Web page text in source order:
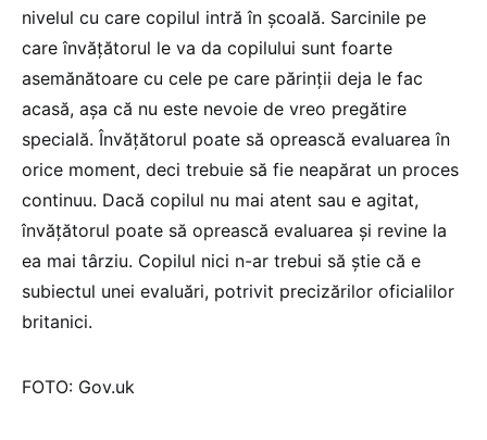
nivelul cu care copilul intră în școală. Sarcinile pe
care învățătorul le va da copilului sunt foarte
asemănătoare cu cele pe care părinții deja le fac
acasă, așa că nu este nevoie de vreo pregătire
specială. Învățătorul poate să oprească evaluarea în
orice moment, deci trebuie să fie neapărat un proces
continuu. Dacă copilul nu mai atent sau e agitat,
învățătorul poate să oprească evaluarea și revine la
ea mai târziu. Copilul nici n-ar trebui să știe că e
subiectul unei evaluări, potrivit precizărilor oficialilor
britanici.
FOTO: Gov.uk